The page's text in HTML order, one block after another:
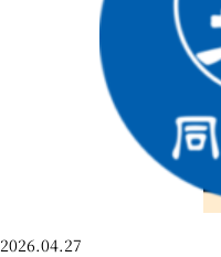
2026.04.27